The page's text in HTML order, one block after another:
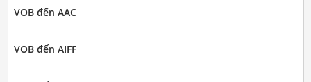
VOB đến AAC
VOB đến AIFF